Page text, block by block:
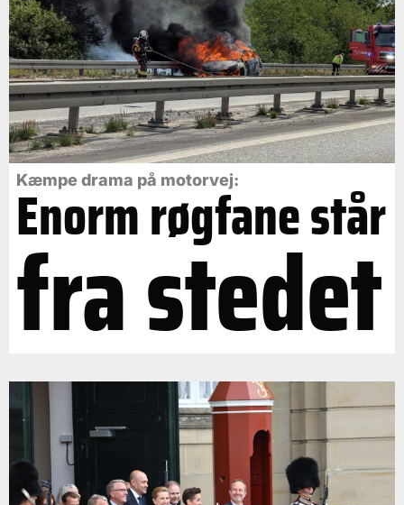
Kæmpe drama på motorvej:
Enorm røgfane står
fra stedet